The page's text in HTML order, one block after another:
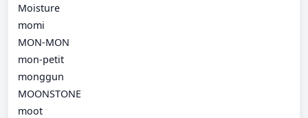
Moisture
momi
MON-MON
mon-petit
monggun
MOONSTONE
moot